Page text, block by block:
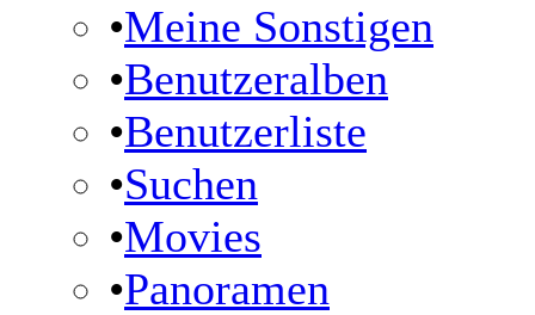
•Meine Sonstigen
•Benutzeralben
•Benutzerliste
•Suchen
•Movies
•Panoramen